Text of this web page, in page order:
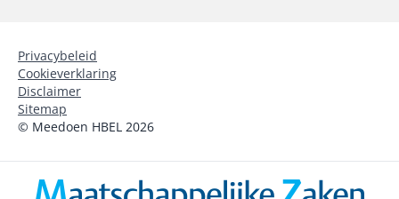
Privacybeleid
Cookieverklaring
Disclaimer
Sitemap
© Meedoen HBEL 2026